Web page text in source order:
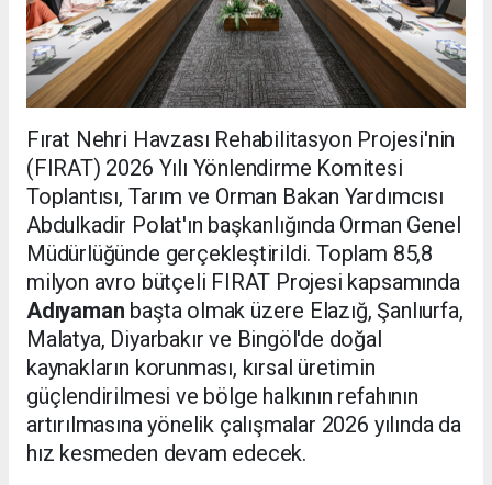
Fırat Nehri Havzası Rehabilitasyon Projesi'nin
(FIRAT) 2026 Yılı Yönlendirme Komitesi
Toplantısı, Tarım ve Orman Bakan Yardımcısı
Abdulkadir Polat'ın başkanlığında Orman Genel
Müdürlüğünde gerçekleştirildi. Toplam 85,8
milyon avro bütçeli FIRAT Projesi kapsamında
Adıyaman başta olmak üzere Elazığ, Şanlıurfa,
Malatya, Diyarbakır ve Bingöl'de doğal
kaynakların korunması, kırsal üretimin
güçlendirilmesi ve bölge halkının refahının
artırılmasına yönelik çalışmalar 2026 yılında da
hız kesmeden devam edecek.